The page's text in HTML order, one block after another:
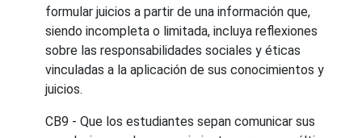
formular juicios a partir de una información que,
siendo incompleta o limitada, incluya reflexiones
sobre las responsabilidades sociales y éticas
vinculadas a la aplicación de sus conocimientos y
juicios.
CB9 - Que los estudiantes sepan comunicar sus